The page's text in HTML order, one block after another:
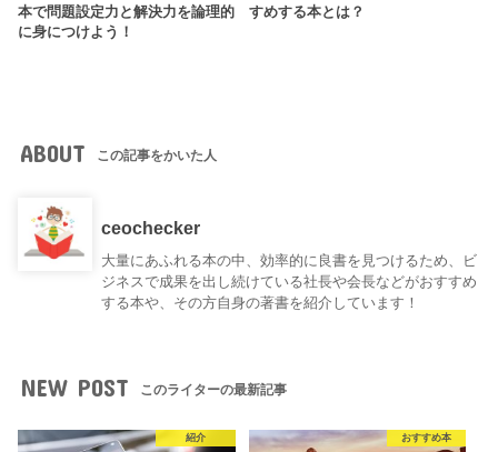
本で問題設定力と解決力を論理的
に身につけよう！
すめする本とは？
ABOUT この記事をかいた人
ceochecker
大量にあふれる本の中、効率的に良書を見つけるため、ビ
ジネスで成果を出し続けている社長や会長などがおすすめ
する本や、その方自身の著書を紹介しています！
NEW POST このライターの最新記事
紹介 おすすめ本